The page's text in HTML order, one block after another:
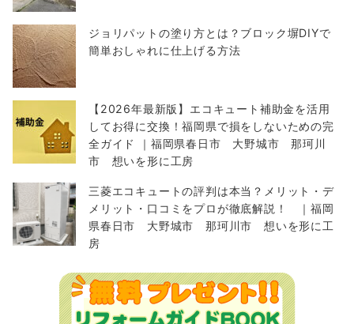
ジョリパットの塗り方とは？ブロック塀DIYで
簡単おしゃれに仕上げる方法
【2026年最新版】エコキュート補助金を活用
してお得に交換！福岡県で損をしないための完
全ガイド ｜福岡県春日市 大野城市 那珂川
市 想いを形に工房
三菱エコキュートの評判は本当？メリット・デ
メリット・口コミをプロが徹底解説！ ｜福岡
県春日市 大野城市 那珂川市 想いを形に工
房